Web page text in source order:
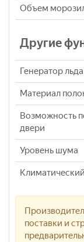
Объем
Другие
Генератор льда
Материал
Возможность
двери
Уровень шума
поставки и